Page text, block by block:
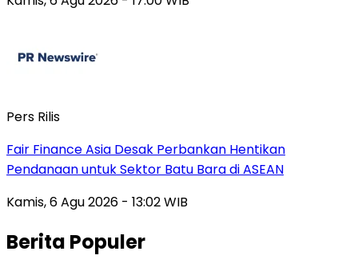
Pers Rilis
Fair Finance Asia Desak Perbankan Hentikan
Pendanaan untuk Sektor Batu Bara di ASEAN
Kamis, 6 Agu 2026 - 13:02 WIB
Berita Populer